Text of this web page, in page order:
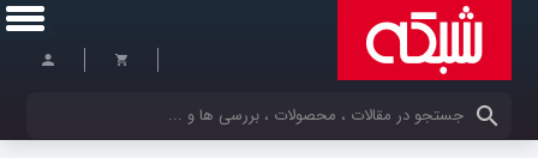
کلمات کلیدی خود را وارد کنید